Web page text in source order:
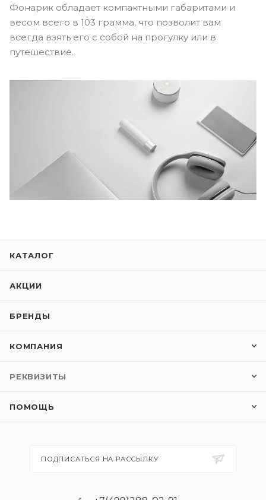
Фонарик обладает компактными габаритами и
весом всего в 103 грамма, что позволит вам
всегда взять его с собой на прогулку или в
путешествие.
КАТАЛОГ
АКЦИИ
БРЕНДЫ
КОМПАНИЯ
РЕКВИЗИТЫ
ПОМОЩЬ
ПОДПИСАТЬСЯ НА РАССЫЛКУ